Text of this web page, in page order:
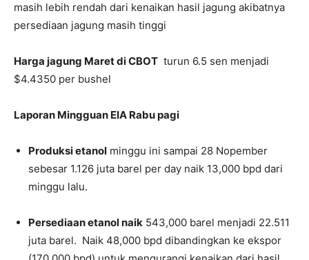
masih lebih rendah dari kenaikan hasil jagung akibatnya
persediaan jagung masih tinggi
Harga jagung Maret di CBOT turun 6.5 sen menjadi
$4.4350 per bushel
Laporan Mingguan EIA Rabu pagi
Produksi etanol minggu ini sampai 28 Nopember
sebesar 1.126 juta barel per day naik 13,000 bpd dari
minggu lalu.
Persediaan etanol naik 543,000 barel menjadi 22.511
juta barel. Naik 48,000 bpd dibandingkan ke ekspor